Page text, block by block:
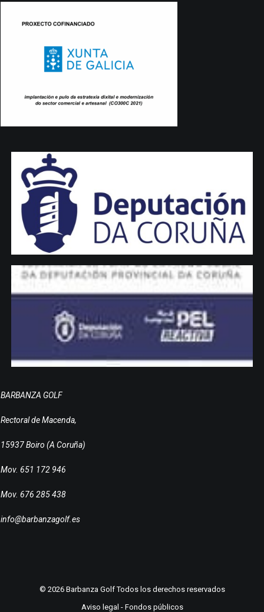
BARBANZA GOLF
Rectoral de Macenda,
15937 Boiro (A Coruña)
Mov. 651 172 946
Mov. 676 285 438
info@barbanzagolf.es
© 2026 Barbanza Golf Todos los derechos reservados
Aviso legal - Fondos públicos